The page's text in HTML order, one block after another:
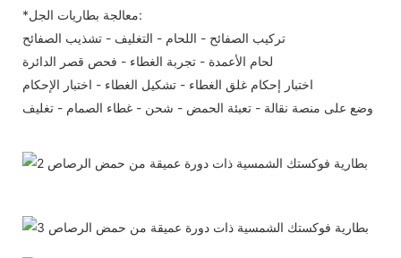
*معالجة بطاريات الجل:
تركيب الصفائح - اللحام - التغليف - تشذيب الصفائح
لحام الأعمدة - تجربة الغطاء - فحص قصر الدائرة
اختبار إحكام غلق الغطاء - تشكيل الغطاء - اختبار الإحكام
وضع على منصة نقالة - تعبئة الحمض - شحن - غطاء الصمام - تغليف